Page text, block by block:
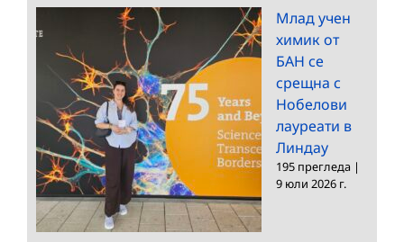
Млад учен
химик от
БАН се
срещна с
Нобелови
лауреати в
Линдау
195 прегледа |
9 юли 2026 г.